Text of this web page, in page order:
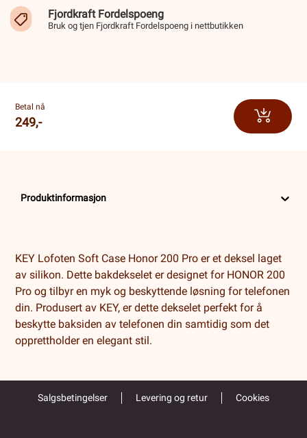
Fjordkraft Fordelspoeng
Bruk og tjen Fjordkraft Fordelspoeng i nettbutikken
Betal nå
249,-
Produktinformasjon
KEY Lofoten Soft Case Honor 200 Pro er et deksel laget
av silikon. Dette bakdekselet er designet for HONOR 200
Pro og tilbyr en myk og beskyttende løsning for telefonen
din. Produsert av KEY, er dette dekselet perfekt for å
beskytte baksiden av telefonen din samtidig som det
opprettholder en elegant stil.
Salgsbetingelser Levering og retur Cookies